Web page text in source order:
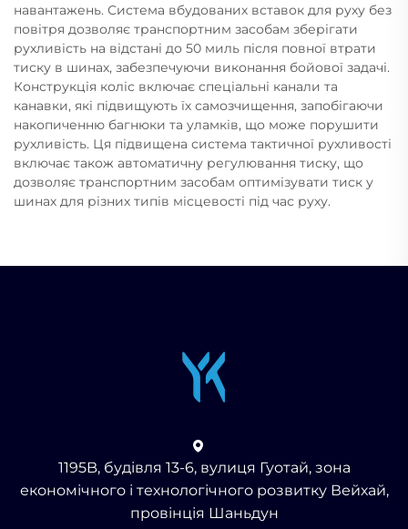
навантажень. Система вбудованих вставок для руху без
повітря дозволяє транспортним засобам зберігати
рухливість на відстані до 50 миль після повної втрати
тиску в шинах, забезпечуючи виконання бойової задачі.
Конструкція коліс включає спеціальні канали та
канавки, які підвищують їх самозчищення, запобігаючи
накопиченню багнюки та уламків, що може порушити
рухливість. Ця підвищена система тактичної рухливості
включає також автоматичну регулювання тиску, що
дозволяє транспортним засобам оптимізувати тиск у
шинах для різних типів місцевості під час руху.
1195B, будівля 13-6, вулиця Гуотай, зона
економічного і технологічного розвитку Вейхай,
провінція Шаньдун